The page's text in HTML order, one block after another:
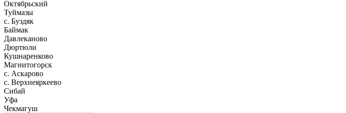
Октябрьский
Туймазы
c. Буздяк
Баймак
Давлеканово
Дюртюли
Кушнаренково
Магнитогорск
с. Аскарово
с. Верхнеяркеево
Сибай
Уфа
Чекмагуш